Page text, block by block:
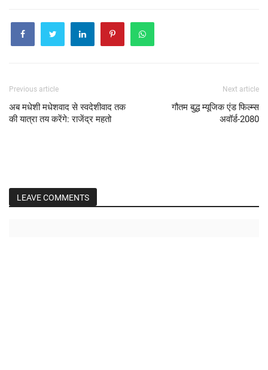
Previous article
अब मधेशी मधेशवाद से स्वदेशीवाद तक
की यात्रा तय करेंगे: राजेंद्र महतो
Next article
गौतम बुद्ध म्यूजिक एंड फिल्म्स
अवॉर्ड-2080
LEAVE COMMENTS